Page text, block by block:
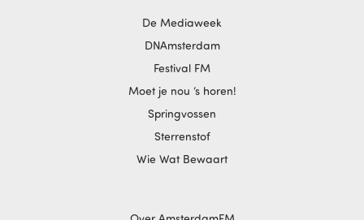
De Mediaweek
DNAmsterdam
Festival FM
Moet je nou ‘s horen!
Springvossen
Sterrenstof
Wie Wat Bewaart